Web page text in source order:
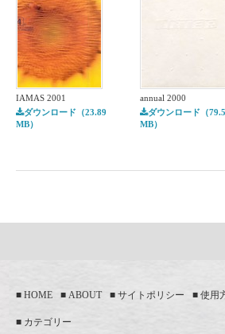
IAMAS 2001
ダウンロード（23.89
MB）
annual 2000
ダウンロード（
MB）
HOME ABOUT サイトポリシー 使用
カテゴリー